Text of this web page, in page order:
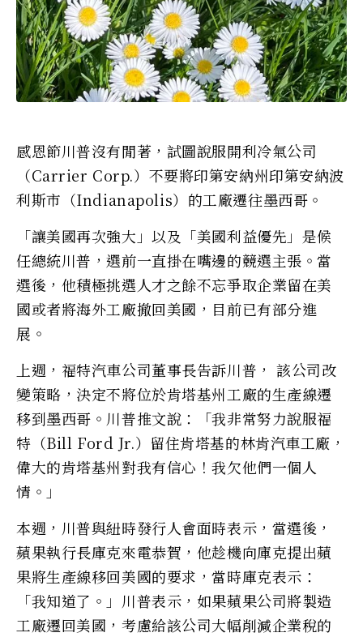
感恩節川普沒有閒著，試圖說服開利冷氣公司
（Carrier Corp.）不要將印第安納州印第安納波
利斯市（Indianapolis）的工廠遷往墨西哥。
「讓美國再次強大」以及「美國利益優先」是候
任總統川普，選前一直掛在嘴邊的競選主張。當
選後，他積極挑選人才之餘不忘爭取企業留在美
國或者將海外工廠撤回美國，目前已有部分進
展。
上週，福特汽車公司董事長告訴川普， 該公司改
變策略，決定不將位於肯塔基州工廠的生產線遷
移到墨西哥。川普推文說：「我非常努力說服福
特（Bill Ford Jr.）留住肯塔基的林肯汽車工廠，
偉大的肯塔基州對我有信心！我欠他們一個人
情。」
本週，川普與紐時發行人會面時表示，當選後，
蘋果執行長庫克來電恭賀，他趁機向庫克提出蘋
果將生產線移回美國的要求，當時庫克表示：
「我知道了。」川普表示，如果蘋果公司將製造
工廠遷回美國，考慮給該公司大幅削減企業稅的